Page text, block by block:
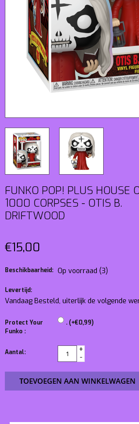
FUNKO POP! PLUS HOUSE
1000 CORPSES - OTIS B.
DRIFTWOOD
€15,00
Beschikbaarheid: Op voorraad (3)
Levertijd:
Vandaag Besteld, uiterlijk de volgende
Protect Your
Funko :
. (+€0,99)
Aantal:
+
-
TOEVOEGEN AAN WINKELWAGEN